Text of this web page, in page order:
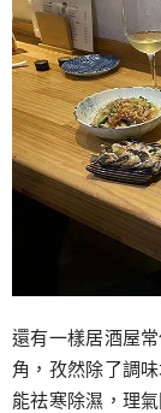
還有一樣居酒屋
角，孜然除了調
能祛寒除濕，理